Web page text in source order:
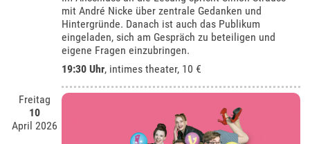
mit André Nicke über zentrale Gedanken und
Hintergründe. Danach ist auch das Publikum
eingeladen, sich am Gespräch zu beteiligen und
eigene Fragen einzubringen.
19:30 Uhr, intimes theater, 10 €
Freitag
10
April 2026